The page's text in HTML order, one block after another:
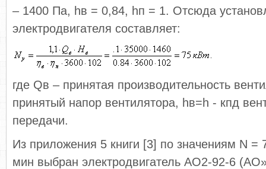
– 1400 Па, hв = 0,84, hп = 1. Отсюда
электродвигателя составляет:
где Qв – принятая производительность
принятый напор вентилятора, hв=h - кпд
передачи.
Из приложения 5 книги [3] по значениям N =
мин выбран электродвигатель АО2-92-6